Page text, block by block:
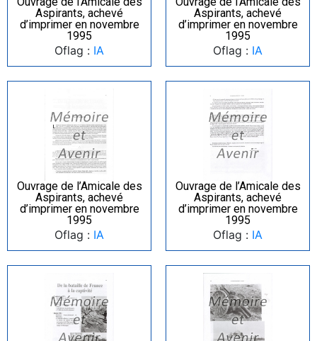
Aspirants, achevé
d’imprimer en novembre
1995
Oflag : IA
Aspirants, achevé
d’imprimer en novembre
1995
Oflag : IA
Ouvrage de l’Amicale des
Aspirants, achevé
d’imprimer en novembre
1995
Oflag : IA
Ouvrage de l’Amicale des
Aspirants, achevé
d’imprimer en novembre
1995
Oflag : IA